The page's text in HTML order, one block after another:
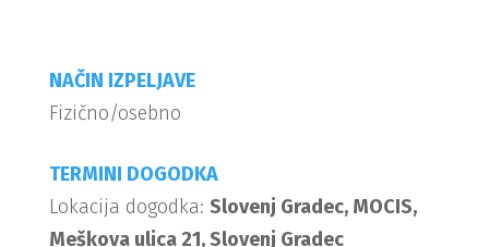
NAČIN IZPELJAVE
Fizično/osebno
TERMINI DOGODKA
Lokacija dogodka: Slovenj Gradec, MOCIS,
Meškova ulica 21, Slovenj Gradec